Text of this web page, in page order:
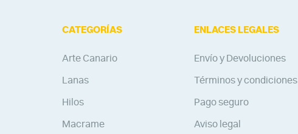
CATEGORÍAS
Arte Canario
Lanas
Hilos
Macrame
ENLACES LEGALES
Envío y Devoluciones
Términos y condiciones
Pago seguro
Aviso legal